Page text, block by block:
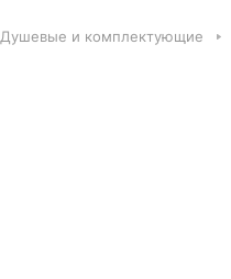
Душевые и комплектующие